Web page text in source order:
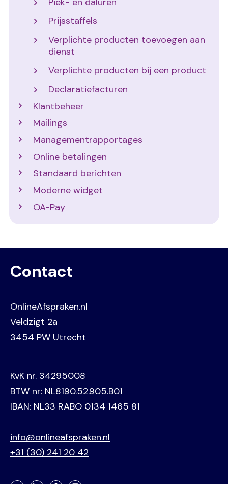
Prijsstaffels
Verplichte producten toevoegen aan
dienst
Verplichte producten bij een product
Declaratiefacturen
Klantbeheer
Mailings
Managementrapportages
Online betalingen
Standaard berichten
Moderne widget
OA-Pay
Contact
OnlineAfspraken.nl
Veldzigt 2a
3454 PW Utrecht
KvK nr. 34295008
BTW nr: NL8190.52.905.B01
IBAN: NL33 RABO 0134 1465 81
info@onlineafspraken.nl
+31 (30) 241 20 42